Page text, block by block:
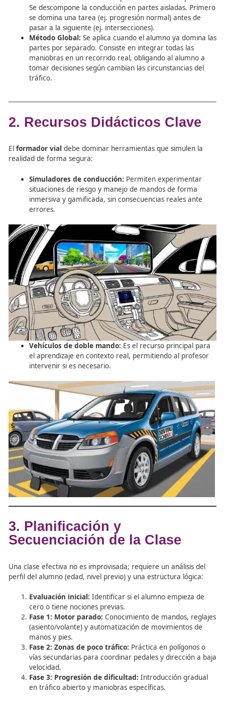
marca la diferencia.
Seguimiento semanal:Comunicaciones
el grupo y mensajes personalizados para quienes
muestran baja actividad.
Innovación en la evaluación:Apostar por retos y
resolución de casos prácticos en lugar de pruebas
puramente memorísticas.
Métodos de Enseñanza
Experiencial de un
Vial.
Para desarrollar las habilidades perceptivo-motrices
(coordinación y visión), se utilizan dos enfoques
Método Fraccionado:Ideal para alumnos sin
Se descompone la conducción en partes aisladas.
se domina una tarea (ej. progresión normal)
pasar a la siguiente (ej. intersecciones).
Método Global:Se aplica cuando el alumno ya
partes por separado. Consiste en integrar todas
maniobras en un recorrido real, obligando al
tomar decisiones según cambian las
tráfico.
2. Recursos Didácticos
Elformador vialdebe dominar herramientas que
realidad de forma segura:
Simuladores de conducción:Permiten
situaciones de riesgo y manejo de mandos de
inmersiva y gamificada, sin consecuencias reales
errores.
Vehículos de doble mando:Es el recurso
el aprendizaje en contexto real, permitiendo al
intervenir si es necesario.